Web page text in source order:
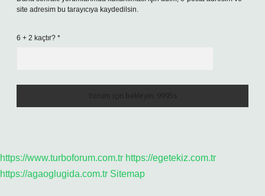
site adresim bu tarayıcıya kaydedilsin.
6 + 2 kaçtır? *
https://www.turboforum.com.tr https://egetekiz.com.tr
https://agaoglugida.com.tr Sitemap